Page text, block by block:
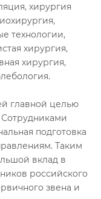
хирургия
технологии,
хирургия,
хирургия,
главной целью
Сотрудниками
подготовка
Таким
вклад в
российского
звена и